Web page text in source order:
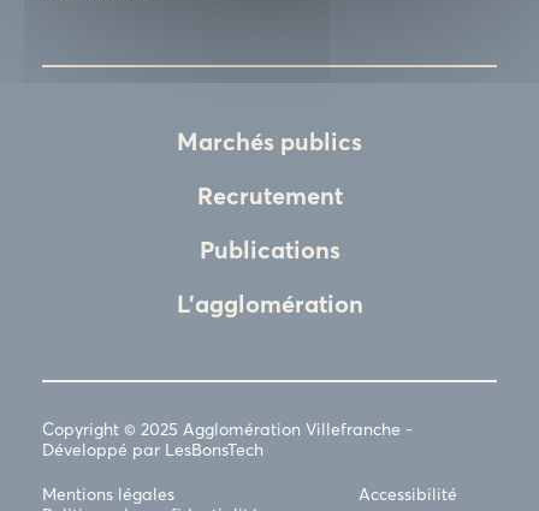
Marchés publics
Recrutement
Publications
L'agglomération
Copyright © 2025 Agglomération Villefranche -
Développé par LesBonsTech
Mentions légales
Accessibilité